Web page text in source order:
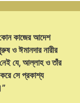
কাজের আদেশ
ও ঈমানদার নারীর
নেই যে, আল্লাহ ও তাঁর
সে প্রকাশ্য